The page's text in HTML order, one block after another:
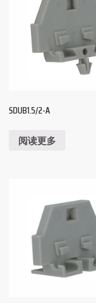
SDUB1.5/2-A
阅读更多